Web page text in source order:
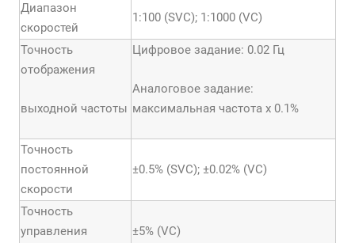
Диапазон
скоростей
1:100 (SVC); 1:1000 (VC)
Точность
отображения
выходной частоты
Цифровое задание: 0.02 Гц
Аналоговое задание:
максимальная частота х 0.1%
Точность
постоянной
скорости
±0.5% (SVC); ±0.02% (VC)
Точность
управления
±5% (VC)